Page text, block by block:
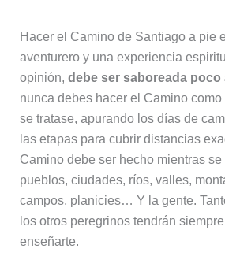
Hacer el Camino de Santiago a pie
aventurero y una experiencia
opinión, debe ser saboreada poco
nunca debes hacer el Camino
se tratase, apurando los días de
las etapas para cubrir distancias
Camino debe ser hecho mientras
pueblos, ciudades, ríos, valles,
campos, planicies… Y la gente.
los otros peregrinos tendrán
enseñarte.